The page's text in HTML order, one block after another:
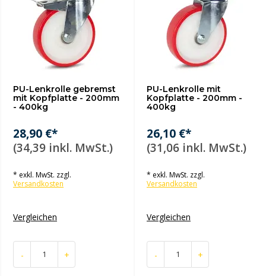
PU-Lenkrolle gebremst
mit Kopfplatte - 200mm
- 400kg
28,90 €*
(34,39 inkl. MwSt.)
* exkl. MwSt. zzgl.
Versandkosten
Vergleichen
- +
PU-Lenkrolle mit
Kopfplatte - 200mm -
400kg
26,10 €*
(31,06 inkl. MwSt.)
* exkl. MwSt. zzgl.
Versandkosten
Vergleichen
- +